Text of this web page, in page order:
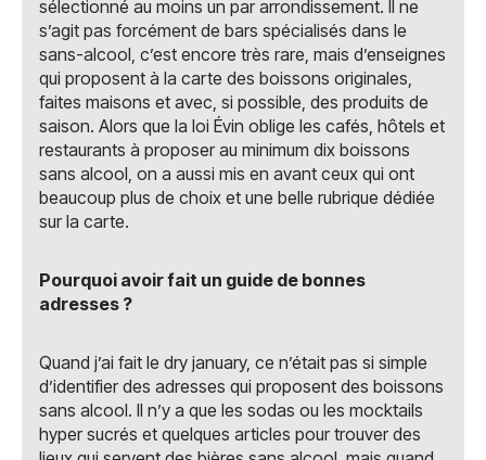
sélectionné au moins un par arrondissement. Il ne
s’agit pas forcément de bars spécialisés dans le
sans-alcool, c’est encore très rare, mais d’enseignes
qui proposent à la carte des boissons originales,
faites maisons et avec, si possible, des produits de
saison. Alors que la loi Évin oblige les cafés, hôtels et
restaurants à proposer au minimum dix boissons
sans alcool, on a aussi mis en avant ceux qui ont
beaucoup plus de choix et une belle rubrique dédiée
sur la carte.
Pourquoi avoir fait un guide de bonnes
adresses ?
Quand j’ai fait le dry january, ce n’était pas si simple
d’identifier des adresses qui proposent des boissons
sans alcool. Il n’y a que les sodas ou les mocktails
hyper sucrés et quelques articles pour trouver des